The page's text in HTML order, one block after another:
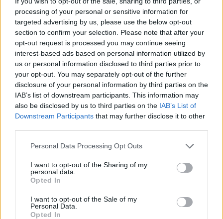
processing of your personal or sensitive information for
targeted advertising by us, please use the below opt-out
section to confirm your selection. Please note that after your
opt-out request is processed you may continue seeing
interest-based ads based on personal information utilized by
us or personal information disclosed to third parties prior to
your opt-out. You may separately opt-out of the further
disclosure of your personal information by third parties on the
IAB’s list of downstream participants. This information may
also be disclosed by us to third parties on the IAB’s List of
Downstream Participants that may further disclose it to other
Personal Data Processing Opt Outs
I want to opt-out of the Sharing of my
personal data.
Opted In
I want to opt-out of the Sale of my
Personal Data.
Opted In